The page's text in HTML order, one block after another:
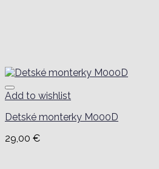
Add to wishlist
Detské monterky M000D
29,00 €